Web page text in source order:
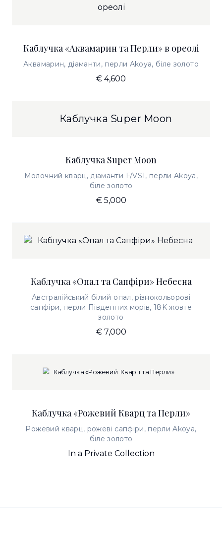
Каблучка «Аквамарин та Перли» в ореолі
Аквамарин, діаманти, перли Akoya, біле золото
€ 4,600
Каблучка Super Moon
Молочний кварц, діаманти F/VS1, перли Akoya,
біле золото
€ 5,000
Каблучка «Опал та Сапфіри» Небесна
Австралійський білий опал, різнокольорові
сапфіри, перли Південних морів, 18K жовте
золото
€ 7,000
Каблучка «Рожевий Кварц та Перли»
Рожевий кварц, рожеві сапфіри, перли Akoya,
біле золото
In a Private Collection